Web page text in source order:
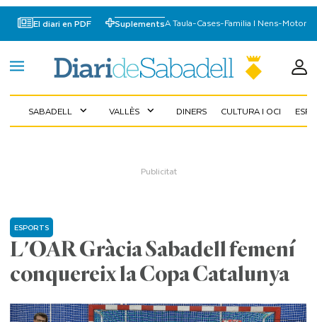
El diari en PDF SuplementsA Taula-Cases-Familia I Nens-Motor
SABADELL expand_more VALLÈS expand_more DINERS CULTURA I OCI
L'OAR Gràcia Sabadell femení
conquereix la Copa Catalunya
ESPORTS